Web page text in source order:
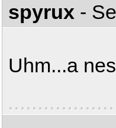
spyrux -
Uhm...a